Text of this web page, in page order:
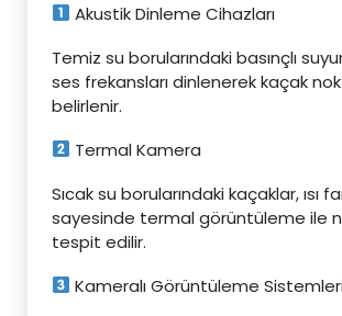
Akustik Dinleme Cihazları
Temiz su borularındaki basınçlı
ses frekansları dinlenerek kaçak
belirlenir.
Termal Kamera
Sıcak su borularındaki kaçaklar, ısı
sayesinde termal görüntüleme ile
tespit edilir.
Kameralı Görüntüleme